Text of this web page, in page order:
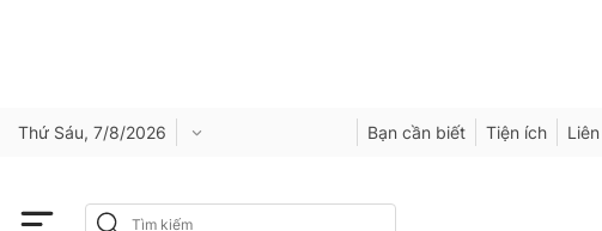
Thứ Sáu, 7/8/2026 Bạn cần biết Tiện ích